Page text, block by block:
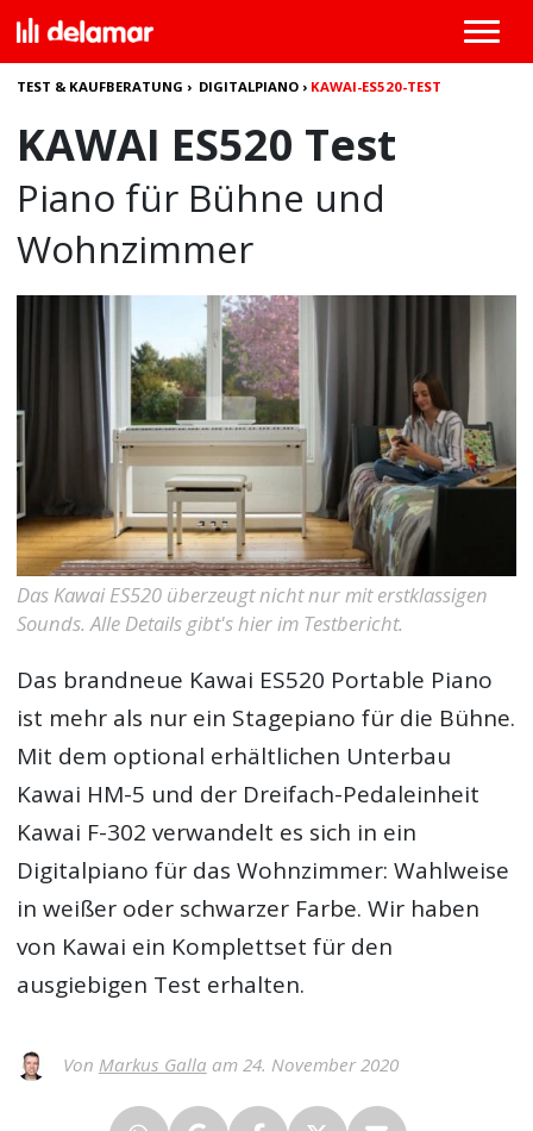
TEST & KAUFBERATUNG › DIGITALPIANO › KAWAI-ES520-TEST
KAWAI ES520 Test
Piano für Bühne und
Wohnzimmer
Das Kawai ES520 überzeugt nicht nur mit erstklassigen
Sounds. Alle Details gibt's hier im Testbericht.
Das brandneue Kawai ES520 Portable Piano
ist mehr als nur ein Stagepiano für die Bühne.
Mit dem optional erhältlichen Unterbau
Kawai HM-5 und der Dreifach-Pedaleinheit
Kawai F-302 verwandelt es sich in ein
Digitalpiano für das Wohnzimmer: Wahlweise
in weißer oder schwarzer Farbe. Wir haben
von Kawai ein Komplettset für den
ausgiebigen Test erhalten.
Von Markus Galla am 24. November 2020